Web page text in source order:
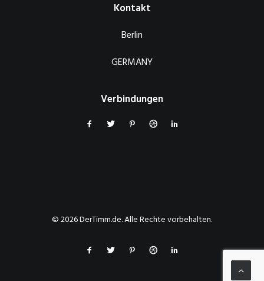
Kontakt
Berlin
GERMANY
Verbindungen
© 2026 DerTimm.de. Alle Rechte vorbehalten.